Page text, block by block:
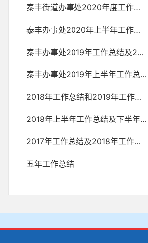
泰丰街道办事处2020年度工作报告
泰丰办事处2020年上半年工作总结及下半年工作计划
泰丰办事处2019年工作总结及2020年工作计划
泰丰办事处2019年上半年工作总结及下半年工作计划
2018年工作总结和2019年工作计划
2018年上半年工作总结及下半年工作计划
2017年工作总结及2018年工作计划
五年工作总结